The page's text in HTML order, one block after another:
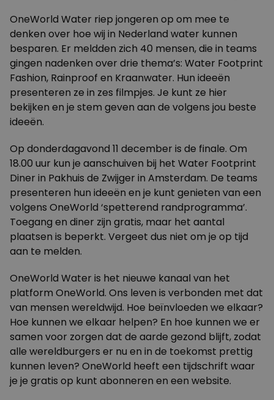
OneWorld Water riep jongeren op om mee te
denken over hoe wij in Nederland water kunnen
besparen. Er meldden zich 40 mensen, die in teams
gingen nadenken over drie thema’s: Water Footprint
Fashion, Rainproof en Kraanwater. Hun ideeën
presenteren ze in zes filmpjes. Je kunt ze hier
bekijken en je stem geven aan de volgens jou beste
ideeën.
Op donderdagavond 11 december is de finale. Om
18.00 uur kun je aanschuiven bij het Water Footprint
Diner in Pakhuis de Zwijger in Amsterdam. De teams
presenteren hun ideeën en je kunt genieten van een
volgens OneWorld ‘spetterend randprogramma’.
Toegang en diner zijn gratis, maar het aantal
plaatsen is beperkt. Vergeet dus niet om je op tijd
aan te melden.
OneWorld Water is het nieuwe kanaal van het
platform OneWorld. Ons leven is verbonden met dat
van mensen wereldwijd. Hoe beïnvloeden we elkaar?
Hoe kunnen we elkaar helpen? En hoe kunnen we er
samen voor zorgen dat de aarde gezond blijft, zodat
alle wereldburgers er nu en in de toekomst prettig
kunnen leven? OneWorld heeft een tijdschrift waar
je je gratis op kunt abonneren en een website.